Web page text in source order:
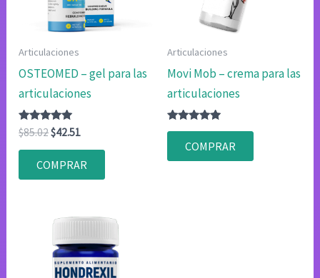
Articulaciones
OSTEOMED – gel para las
articulaciones
Valorado
con
4.83
de 5
$85.02El
original
era:
$42.51
actual
es:
COMPRAR
Articulaciones
Movi Mob – crema para las
articulaciones
Valorado
4.83
de 5
COMPRAR